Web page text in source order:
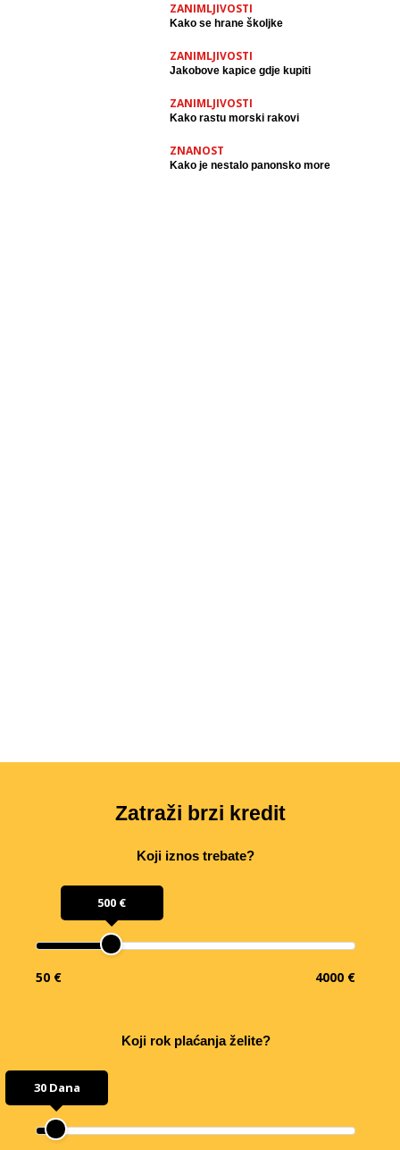
ZANIMLJIVOSTI
Kako se hrane školjke
ZANIMLJIVOSTI
Jakobove kapice gdje kupiti
ZANIMLJIVOSTI
Kako rastu morski rakovi
ZNANOST
Kako je nestalo panonsko more
Zatraži brzi kredit
Koji iznos trebate?
500 €
50 € 4000 €
Koji rok plaćanja želite?
30 Dana